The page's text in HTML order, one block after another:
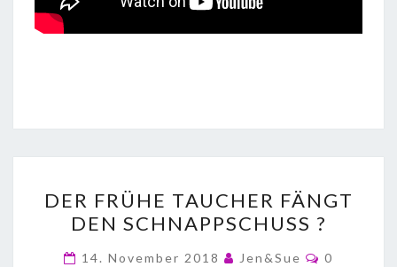
DER FRÜHE TAUCHER FÄNGT
DEN SCHNAPPSCHUSS ?
14. November 2018 Jen&Sue
0